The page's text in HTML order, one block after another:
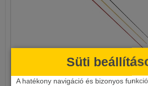
Süti
A hatékony navigáció és bizonyos
ÜVEGSPICC SET